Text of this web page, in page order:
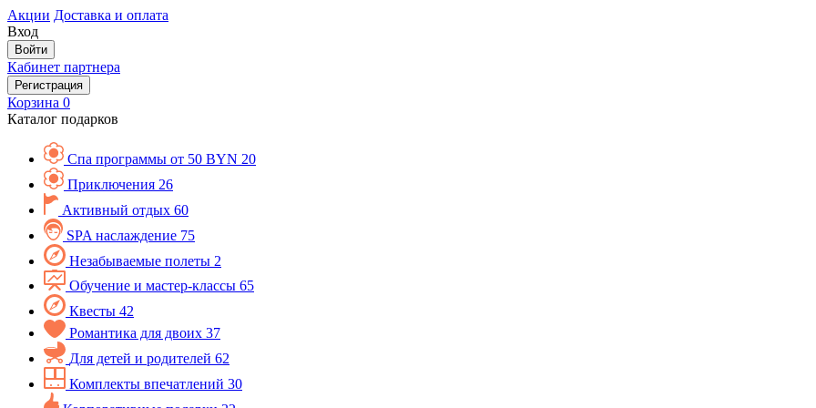
Акции Доставка и оплата
Вход
Войти
Кабинет партнера
Регистрация
Корзина 0
Каталог подарков
Спа программы от 50 BYN 20
Приключения 26
Активный отдых 60
SPA наслаждение 75
Незабываемые полеты 2
Обучение и мастер-классы 65
Квесты 42
Романтика для двоих 37
Для детей и родителей 62
Комплекты впечатлений 30